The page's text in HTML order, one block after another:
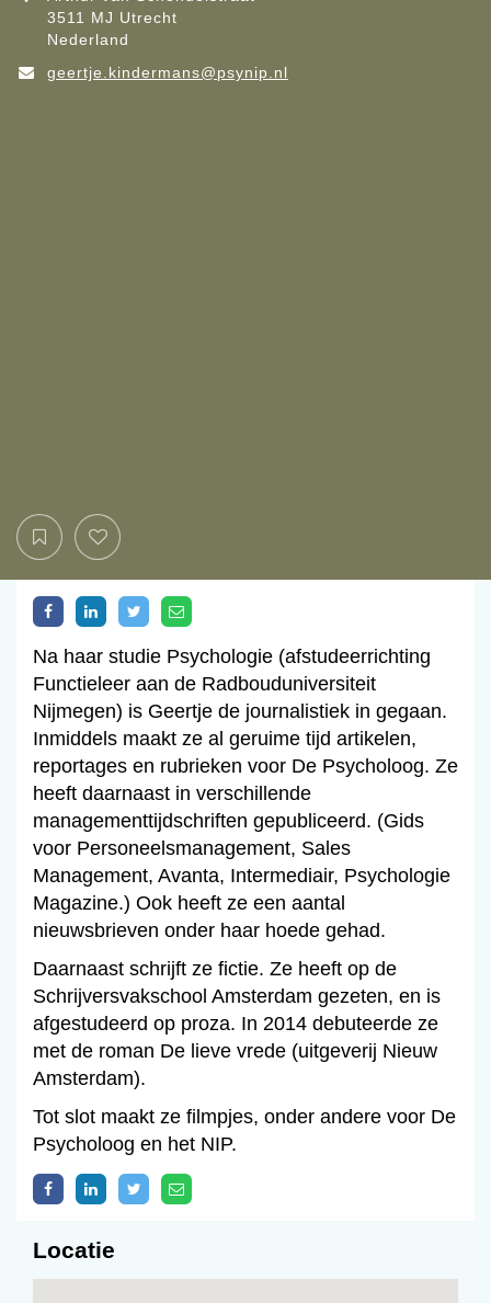
3511 MJ Utrecht
Nederland
geertje.kindermans@psynip.nl
Na haar studie Psychologie (afstudeerrichting
Functieleer aan de Radbouduniversiteit
Nijmegen) is Geertje de journalistiek in gegaan.
Inmiddels maakt ze al geruime tijd artikelen,
reportages en rubrieken voor De Psycholoog. Ze
heeft daarnaast in verschillende
managementtijdschriften gepubliceerd. (Gids
voor Personeelsmanagement, Sales
Management, Avanta, Intermediair, Psychologie
Magazine.) Ook heeft ze een aantal
nieuwsbrieven onder haar hoede gehad.
Daarnaast schrijft ze fictie. Ze heeft op de
Schrijversvakschool Amsterdam gezeten, en is
afgestudeerd op proza. In 2014 debuteerde ze
met de roman De lieve vrede (uitgeverij Nieuw
Amsterdam).
Tot slot maakt ze filmpjes, onder andere voor De
Psycholoog en het NIP.
Locatie